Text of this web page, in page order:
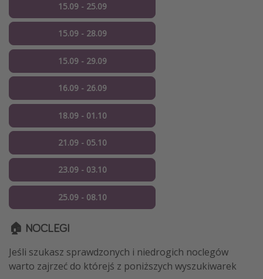
15.09 - 25.09
15.09 - 28.09
15.09 - 29.09
16.09 - 26.09
18.09 - 01.10
21.09 - 05.10
23.09 - 03.10
25.09 - 08.10
🏠 NOCLEGI
Jeśli szukasz sprawdzonych i niedrogich noclegów
warto zajrzeć do którejś z poniższych wyszukiwarek